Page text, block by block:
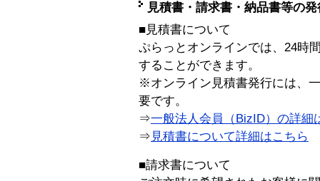
見積書・請求書・納品書等の
■見積書について
ぷらっとオンラインでは、24時
することができます。
※オンライン見積書発行には、
要です。
⇒一般法人会員（BizID）の詳細
⇒ 見積書について詳細はこちら
■請求書について